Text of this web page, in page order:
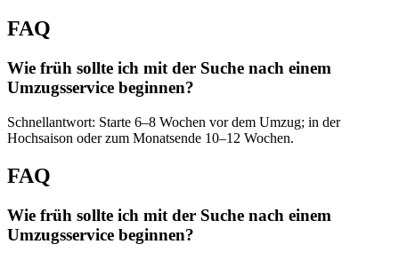
FAQ
Wie früh sollte ich mit der Suche nach einem
Umzugsservice beginnen?
Schnellantwort: Starte 6–8 Wochen vor dem Umzug; in der
Hochsaison oder zum Monatsende 10–12 Wochen.
FAQ
Wie früh sollte ich mit der Suche nach einem
Umzugsservice beginnen?